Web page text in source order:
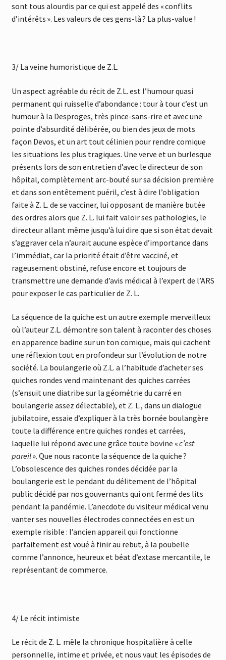
sont tous alourdis par ce qui est appelé des « conflits
d’intérêts ». Les valeurs de ces gens-là ? La plus-value !
3/ La veine humoristique de Z.L.
Un aspect agréable du récit de Z.L. est l’humour quasi
permanent qui ruisselle d’abondance : tour à tour c’est un
humour à la Desproges, très pince-sans-rire et avec une
pointe d’absurdité délibérée, ou bien des jeux de mots
façon Devos, et un art tout célinien pour rendre comique
les situations les plus tragiques. Une verve et un burlesque
présents lors de son entretien d’avec le directeur de son
hôpital, complètement arc-bouté sur sa décision première
et dans son entêtement puéril, c’est à dire l’obligation
faite à Z. L. de se vacciner, lui opposant de manière butée
des ordres alors que Z. L. lui fait valoir ses pathologies, le
directeur allant même jusqu’à lui dire que si son état devait
s’aggraver cela n’aurait aucune espèce d’importance dans
l’immédiat, car la priorité était d’être vacciné, et
rageusement obstiné, refuse encore et toujours de
transmettre une demande d’avis médical à l’expert de l’ARS
pour exposer le cas particulier de Z. L.
La séquence de la quiche est un autre exemple merveilleux
où l’auteur Z.L. démontre son talent à raconter des choses
en apparence badine sur un ton comique, mais qui cachent
une réflexion tout en profondeur sur l’évolution de notre
société. La boulangerie où Z.L. a l’habitude d’acheter ses
quiches rondes vend maintenant des quiches carrées
(s’ensuit une diatribe sur la géométrie du carré en
boulangerie assez délectable), et Z. L., dans un dialogue
jubilatoire, essaie d’expliquer à la très bornée boulangère
toute la différence entre quiches rondes et carrées,
laquelle lui répond avec une grâce toute bovine «c’est
pareil». Que nous raconte la séquence de la quiche ?
L’obsolescence des quiches rondes décidée par la
boulangerie est le pendant du délitement de l’hôpital
public décidé par nos gouvernants qui ont fermé des lits
pendant la pandémie. L’anecdote du visiteur médical venu
vanter ses nouvelles électrodes connectées en est un
exemple risible : l’ancien appareil qui fonctionne
parfaitement est voué à finir au rebut, à la poubelle
comme l’annonce, heureux et béat d’extase mercantile, le
représentant de commerce.
4/ Le récit intimiste
Le récit de Z. L. mêle la chronique hospitalière à celle
personnelle, intime et privée, et nous vaut les épisodes de